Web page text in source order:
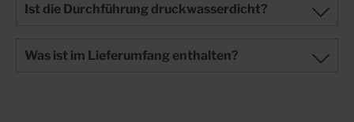
Ist die Durchführung druckwasserdicht?
Was ist im Lieferumfang enthalten?